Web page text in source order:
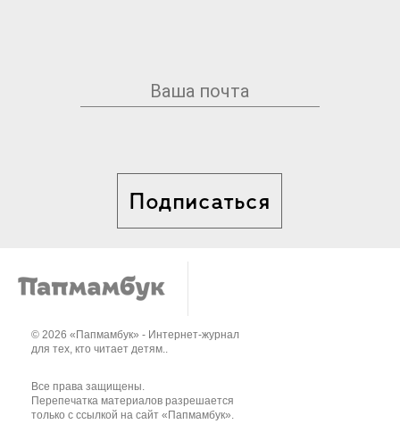
Подписаться
© 2026 «Папмамбук» - Интернет-журнал
для тех, кто читает детям..
Все права защищены.
Перепечатка материалов разрешается
только с ссылкой на сайт «Папмамбук».